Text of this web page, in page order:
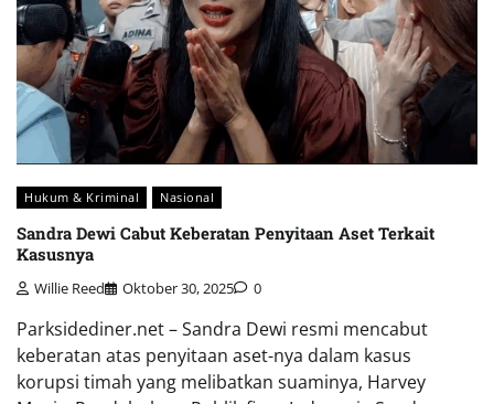
Hukum & Kriminal Nasional
Sandra Dewi Cabut Keberatan Penyitaan Aset Terkait
Kasusnya
Willie Reed Oktober 30, 2025 0
Parksidediner.net – Sandra Dewi resmi mencabut
keberatan atas penyitaan aset-nya dalam kasus
korupsi timah yang melibatkan suaminya, Harvey